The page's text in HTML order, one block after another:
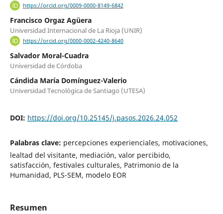
https://orcid.org/0009-0000-8149-6842
Francisco Orgaz Agüera
Universidad Internacional de La Rioja (UNIR)
https://orcid.org/0000-0002-4240-8640
Salvador Moral-Cuadra
Universidad de Córdoba
Cándida María Domínguez-Valerio
Universidad Tecnológica de Santiago (UTESA)
DOI: https://doi.org/10.25145/j.pasos.2026.24.052
Palabras clave: percepciones experienciales, motivaciones,
lealtad del visitante, mediación, valor percibido,
satisfacción, festivales culturales, Patrimonio de la
Humanidad, PLS-SEM, modelo EOR
Resumen